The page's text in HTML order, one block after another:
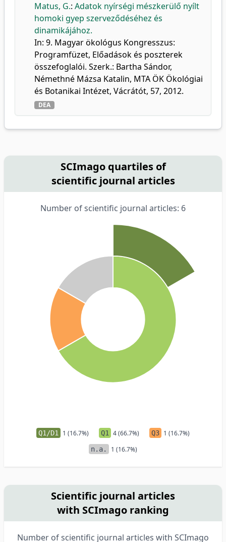
Matus, G.: Adatok nyírségi mészkerülő nyílt
homoki gyep szerveződéséhez és
dinamikájához.
In: 9. Magyar ökológus Kongresszus:
Programfüzet, Előadások és poszterek
összefoglalói. Szerk.: Bartha Sándor,
Némethné Mázsa Katalin, MTA ÖK Ökológiai
és Botanikai Intézet, Vácrátót, 57, 2012.
DEA
SCImago quartiles of
scientific journal articles
Number of scientific journal articles: 6
Q1/D1 1 (16.7%) Q1 4 (66.7%) Q3 1 (16.7%)
n.a. 1 (16.7%)
Scientific journal articles
with SCImago ranking
Number of scientific journal articles with SCImago